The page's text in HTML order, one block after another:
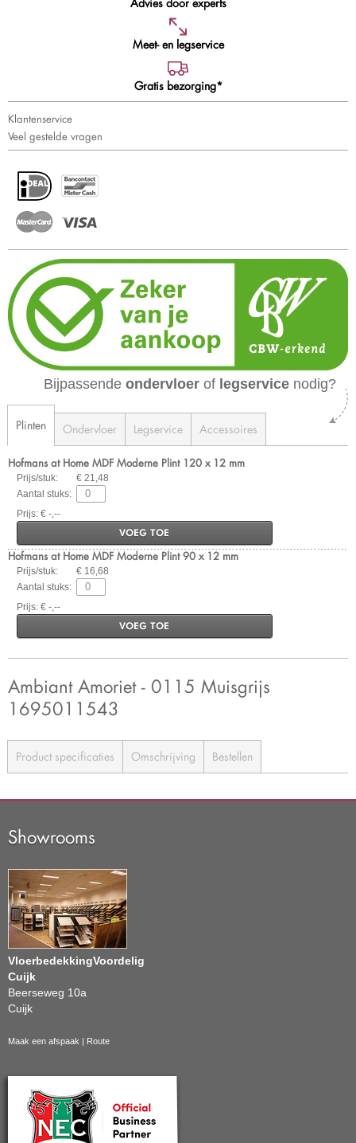
Meet- en legservice
Gratis bezorging*
Klantenservice
Veel gestelde vragen
Bijpassende ondervloer of legservice nodig?
Plinten Ondervloer Legservice Accessoires
Hofmans at Home MDF Moderne Plint 120 x 12 mm
Prijs/stuk:
€ 21,48
Aantal stuks:
Prijs: € -,--
VOEG TOE
Hofmans at Home MDF Moderne Plint 90 x 12 mm
Prijs/stuk:
€ 16,68
Aantal stuks:
Prijs: € -,--
VOEG TOE
Ambiant Amoriet - 0115 Muisgrijs
1695011543
Product specificaties Omschrijving Bestellen
Showrooms
VloerbedekkingVoordelig
Cuijk
Beerseweg 10a
Cuijk
Maak een afspaak | Route